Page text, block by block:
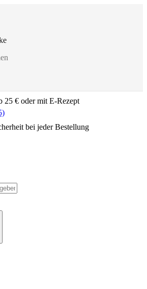
25 € oder mit E-Rezept
bei jeder Bestellung